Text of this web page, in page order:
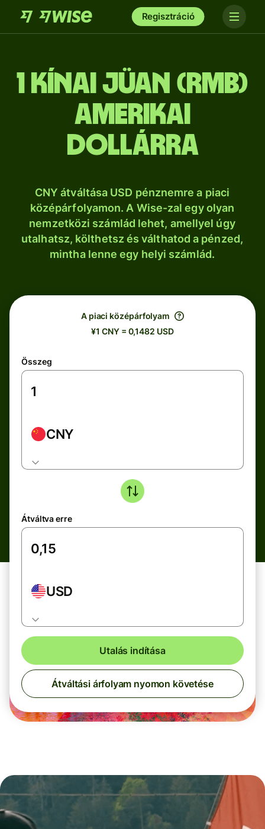
Regisztráció
1 kínai jüan (RMB)
amerikai
dollárra
CNY átváltása USD pénznemre a piaci
középárfolyamon. A Wise-zal egy olyan
nemzetközi számlád lehet, amellyel úgy
utalhatsz, költhetsz és válthatod a pénzed,
mintha lenne egy helyi számlád.
A piaci középárfolyam
¥1 CNY = 0,1482 USD
Összeg
CNY
Átváltva erre
USD
Utalás indítása
Átváltási árfolyam nyomon követése